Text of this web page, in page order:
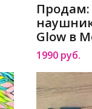
Продам:
Glow в
1990 руб.